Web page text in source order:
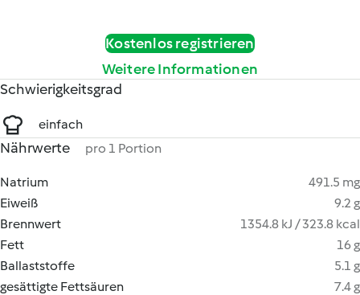
Kostenlos registrieren
Weitere Informationen
Schwierigkeitsgrad
einfach
Nährwerte pro 1 Portion
Natrium
491.5 mg
Eiweiß
9.2 g
Brennwert
1354.8 kJ / 323.8 kcal
Fett
16 g
Ballaststoffe
5.1 g
gesättigte Fettsäuren
7.4 g